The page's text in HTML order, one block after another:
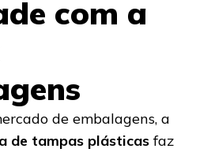
com a
de embalagens, a
de tampas plásticasfaz